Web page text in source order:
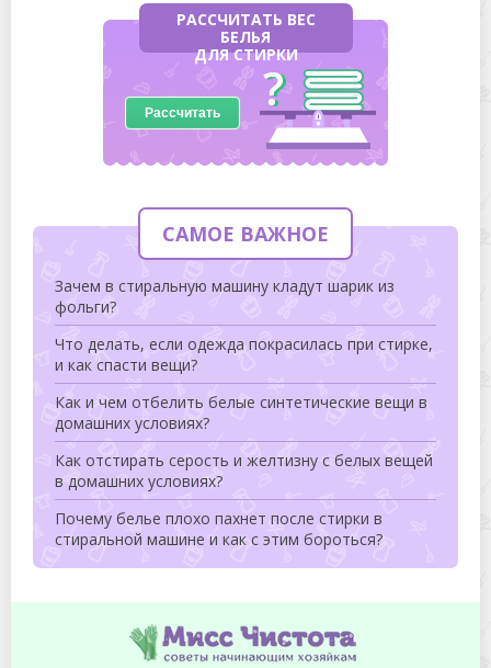
РАССЧИТАТЬ ВЕС
БЕЛЬЯ
ДЛЯ СТИРКИ
Рассчитать
САМОЕ ВАЖНОЕ
Зачем в стиральную машину кладут шарик из
фольги?
Что делать, если одежда покрасилась при стирке,
и как спасти вещи?
Как и чем отбелить белые синтетические вещи в
домашних условиях?
Как отстирать серость и желтизну с белых вещей
в домашних условиях?
Почему белье плохо пахнет после стирки в
стиральной машине и как с этим бороться?